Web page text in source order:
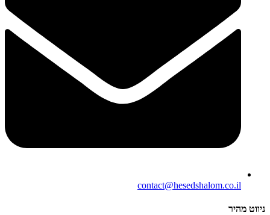
contact@hesedshalom.co.il
ניווט מהיר